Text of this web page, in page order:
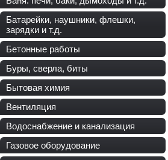
Батарейки, наушники, флешки,
зарядки и т.д.
Бетонные работы
Буры, сверла, биты
Бытовая химия
Вентиляция
Водоснабжение и канализация
Газовое оборудование